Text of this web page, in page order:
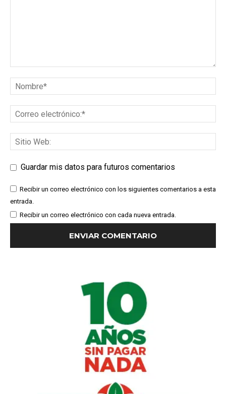
Guardar mis datos para futuros comentarios
Recibir un correo electrónico con los siguientes comentarios a esta
entrada.
Recibir un correo electrónico con cada nueva entrada.